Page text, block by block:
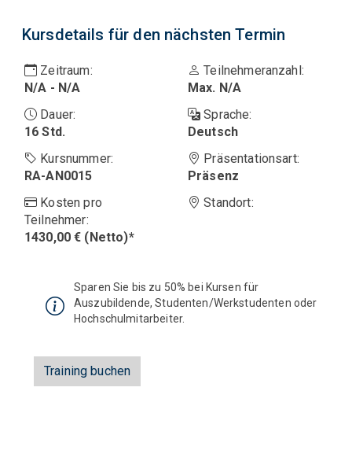
Kursdetails für den nächsten Termin
Zeitraum:
N/A - N/A
Dauer:
16 Std.
Kursnummer:
RA-AN0015
Kosten pro
Teilnehmer:
1430,00 € (Netto)*
Teilnehmeranzahl :
Max. N/A
Sprache:
Deutsch
Präsentationsart:
Präsenz
Standort:
Sparen Sie bis zu 50% bei Kursen für
Auszubildende, Studenten/Werkstudenten oder
Hochschulmitarbeiter.
Training buchen